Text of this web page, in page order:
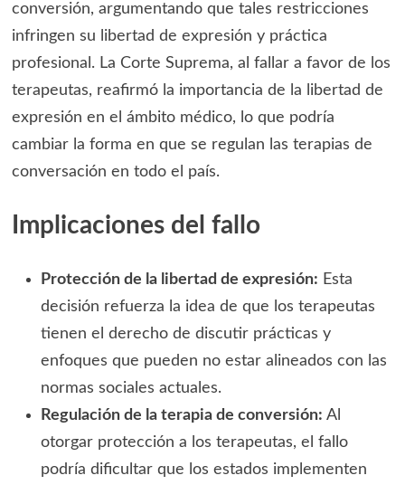
conversión, argumentando que tales restricciones
infringen su libertad de expresión y práctica
profesional. La Corte Suprema, al fallar a favor de los
terapeutas, reafirmó la importancia de la libertad de
expresión en el ámbito médico, lo que podría
cambiar la forma en que se regulan las terapias de
conversación en todo el país.
Implicaciones del fallo
Protección de la libertad de expresión: Esta
decisión refuerza la idea de que los terapeutas
tienen el derecho de discutir prácticas y
enfoques que pueden no estar alineados con las
normas sociales actuales.
Regulación de la terapia de conversión: Al
otorgar protección a los terapeutas, el fallo
podría dificultar que los estados implementen